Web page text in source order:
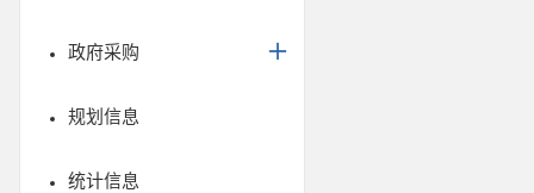
政府采购
规划信息
统计信息